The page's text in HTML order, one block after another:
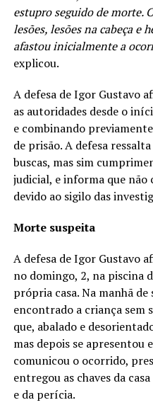
estupro seguido de morte.
lesões, lesões na cabeça e
afastou inicialmente a
explicou.
A defesa de Igor Gustavo
as autoridades desde o
e combinando
de prisão. A defesa
buscas, mas sim
judicial, e informa que não
devido ao sigilo das
Morte suspeita
A defesa de Igor Gustavo
no domingo, 2, na piscina
própria casa. Na manhã
encontrado a criança sem
que, abalado e
mas depois se apresentou
comunicou o ocorrido,
entregou as chaves da
e da perícia.